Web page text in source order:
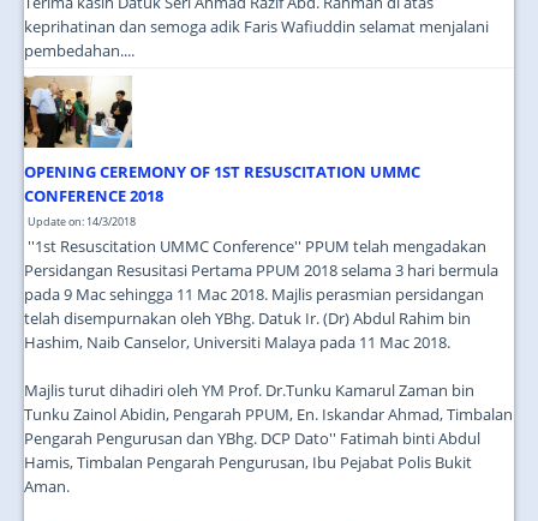
keprihatinan dan semoga adik Faris Wafiuddin selamat menjalani
pembedahan....
OPENING CEREMONY OF 1ST RESUSCITATION UMMC
CONFERENCE 2018
Update on: 14/3/2018
''1st Resuscitation UMMC Conference'' PPUM telah mengadakan
Persidangan Resusitasi Pertama PPUM 2018 selama 3 hari bermula
pada 9 Mac sehingga 11 Mac 2018. Majlis perasmian persidangan
telah disempurnakan oleh YBhg. Datuk Ir. (Dr) Abdul Rahim bin
Hashim, Naib Canselor, Universiti Malaya pada 11 Mac 2018.
Majlis turut dihadiri oleh YM Prof. Dr.Tunku Kamarul Zaman bin
Tunku Zainol Abidin, Pengarah PPUM, En. Iskandar Ahmad, Timbalan
Pengarah Pengurusan dan YBhg. DCP Dato'' Fatimah binti Abdul
Hamis, Timbalan Pengarah Pengurusan, Ibu Pejabat Polis Bukit
Aman.